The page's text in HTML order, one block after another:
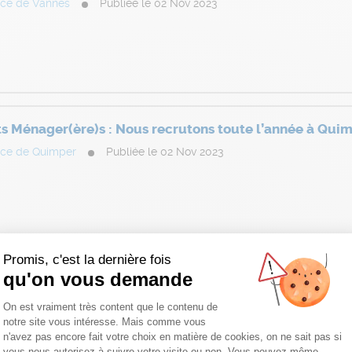
de Vannes Publiée le 02 Nov 2023
Ménager(ère)s : Nous recrutons toute l’année à
de Quimper Publiée le 02 Nov 2023
de Vie : Nous recrutons toute l’année à Le Mans
de Le Mans Publiée le 02 Nov 2023
Promis, c'est la dernière fois
qu'on vous demande
Plateforme de Gestion du
On est vraiment très content que le contenu de
notre site vous intéresse. Mais comme vous
n'avez pas encore fait votre choix en matière de cookies, on ne sait pas si